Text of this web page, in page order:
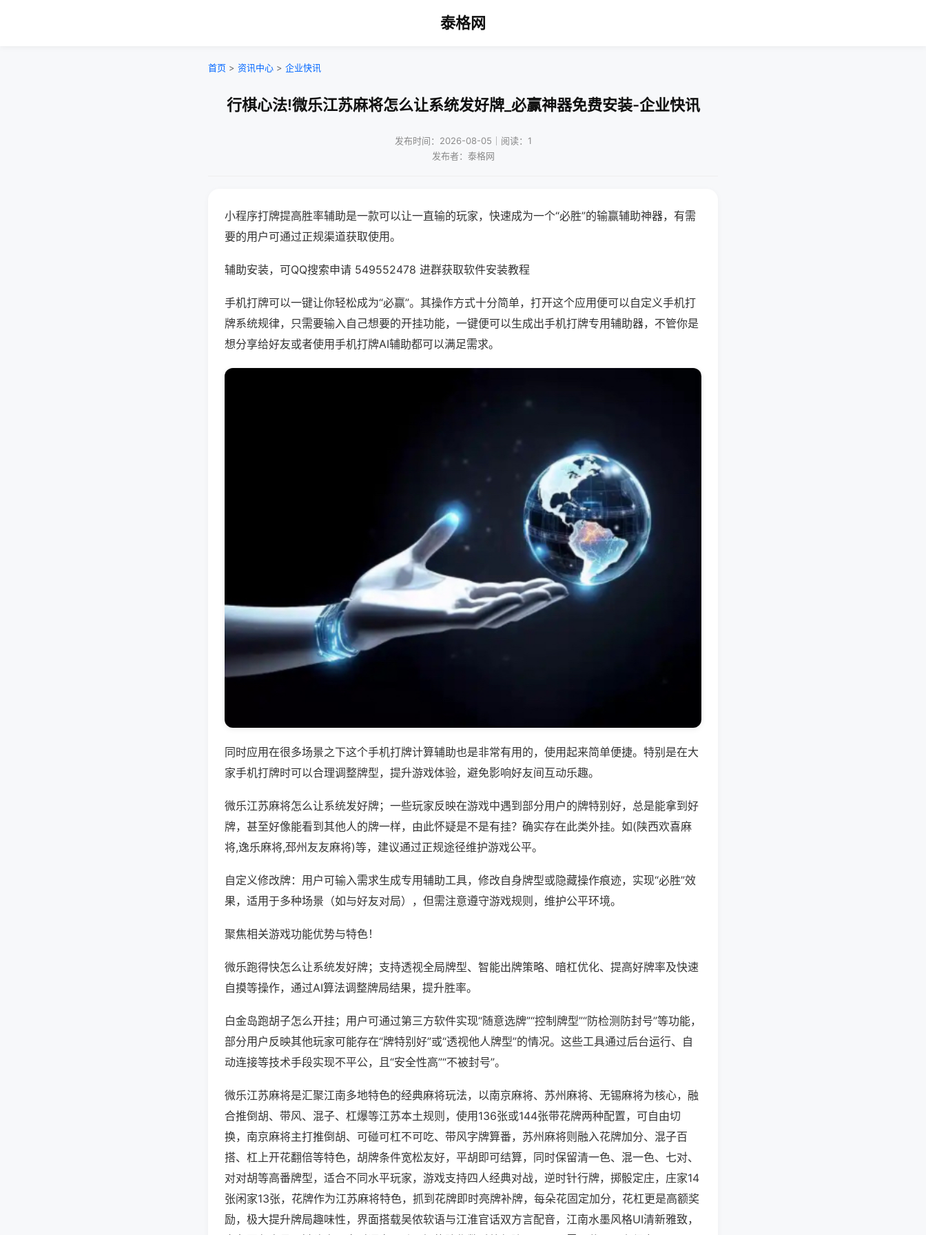
泰格网
首页 > 资讯中心 > 企业快讯
行棋心法!微乐江苏麻将怎么让系统发好牌_必赢神器免费安装-企业快讯
发布时间：2026-08-05｜阅读：1
发布者：泰格网
小程序打牌提高胜率辅助是一款可以让一直输的玩家，快速成为一个“必胜”的输赢辅助神器，有需
要的用户可通过正规渠道获取使用。
辅助安装，可QQ搜索申请 549552478 进群获取软件安装教程
手机打牌可以一键让你轻松成为“必赢”。其操作方式十分简单，打开这个应用便可以自定义手机打
牌系统规律，只需要输入自己想要的开挂功能，一键便可以生成出手机打牌专用辅助器，不管你是
想分享给好友或者使用手机打牌AI辅助都可以满足需求。
同时应用在很多场景之下这个手机打牌计算辅助也是非常有用的，使用起来简单便捷。特别是在大
家手机打牌时可以合理调整牌型，提升游戏体验，避免影响好友间互动乐趣。
微乐江苏麻将怎么让系统发好牌；一些玩家反映在游戏中遇到部分用户的牌特别好，总是能拿到好
牌，甚至好像能看到其他人的牌一样，由此怀疑是不是有挂？确实存在此类外挂。如(陕西欢喜麻
将,逸乐麻将,邳州友友麻将)等，建议通过正规途径维护游戏公平。
自定义修改牌：用户可输入需求生成专用辅助工具，修改自身牌型或隐藏操作痕迹，实现“必胜”效
果，适用于多种场景（如与好友对局），但需注意遵守游戏规则，维护公平环境。
聚焦相关游戏功能优势与特色！
微乐跑得快怎么让系统发好牌；支持透视全局牌型、智能出牌策略、暗杠优化、提高好牌率及快速
自摸等操作，通过AI算法调整牌局结果，提升胜率。
白金岛跑胡子怎么开挂；用户可通过第三方软件实现“随意选牌”“控制牌型”“防检测防封号”等功能，
部分用户反映其他玩家可能存在“牌特别好”或“透视他人牌型”的情况。这些工具通过后台运行、自
动连接等技术手段实现不平公，且“安全性高”“不被封号”。
微乐江苏麻将是汇聚江南多地特色的经典麻将玩法，以南京麻将、苏州麻将、无锡麻将为核心，融
合推倒胡、带风、混子、杠爆等江苏本土规则，使用136张或144张带花牌两种配置，可自由切
换，南京麻将主打推倒胡、可碰可杠不可吃、带风字牌算番，苏州麻将则融入花牌加分、混子百
搭、杠上开花翻倍等特色，胡牌条件宽松友好，平胡即可结算，同时保留清一色、混一色、七对、
对对胡等高番牌型，适合不同水平玩家，游戏支持四人经典对战，逆时针行牌，掷骰定庄，庄家14
张闲家13张，花牌作为江苏麻将特色，抓到花牌即时亮牌补牌，每朵花固定加分，花杠更是高额奖
励，极大提升牌局趣味性，界面搭载吴侬软语与江淮官话双方言配音，江南水墨风格UI清新雅致，